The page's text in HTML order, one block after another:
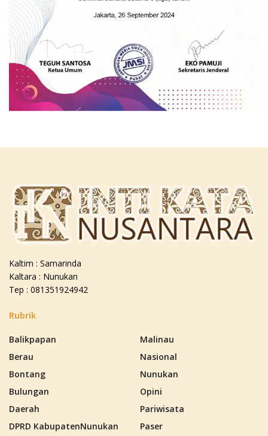
Kaltim : Samarinda
Kaltara : Nunukan
Tep : 081351924942
Rubrik
Balikpapan
Berau
Bontang
Bulungan
Daerah
DPRD KabupatenNunukan
Malinau
Nasional
Nunukan
Opini
Pariwisata
Paser